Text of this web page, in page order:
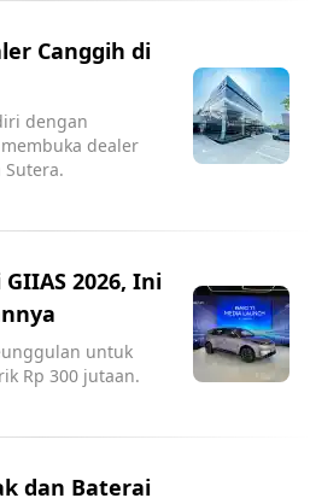
Canggih di
dengan
dealer
2026, Ini
untuk
Rp 300 jutaan.
dan Baterai